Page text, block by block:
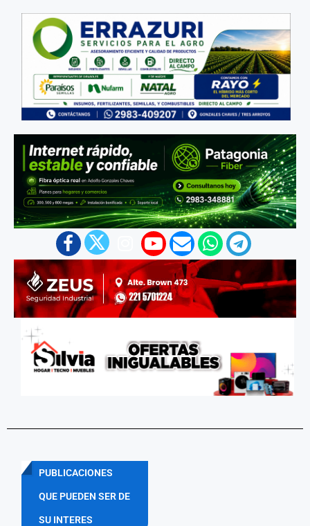
PUBLICACIONES
QUE PUEDEN SER DE
SU INTERES